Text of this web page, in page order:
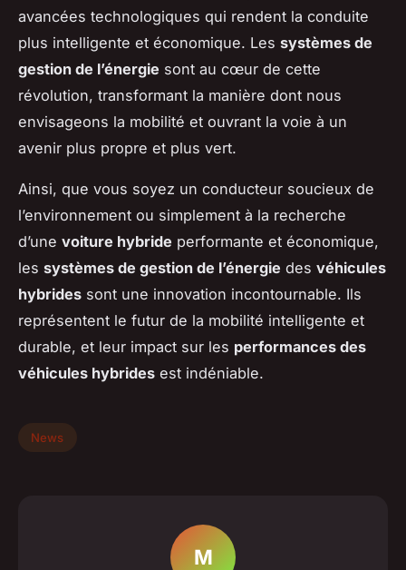
avancées technologiques qui rendent la conduite
plus intelligente et économique. Les systèmes de
gestion de l’énergie sont au cœur de cette
révolution, transformant la manière dont nous
envisageons la mobilité et ouvrant la voie à un
avenir plus propre et plus vert.
Ainsi, que vous soyez un conducteur soucieux de
l’environnement ou simplement à la recherche
d’une voiture hybride performante et économique,
les systèmes de gestion de l’énergie des véhicules
hybrides sont une innovation incontournable. Ils
représentent le futur de la mobilité intelligente et
durable, et leur impact sur les performances des
véhicules hybrides est indéniable.
News
M